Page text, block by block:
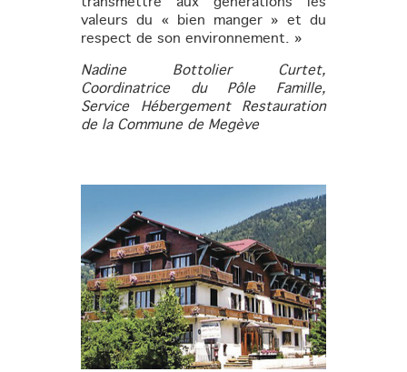
valeurs du « bien manger » et du
respect de son environnement. »
Nadine Bottolier Curtet,
Coordinatrice du Pôle Famille,
Service Hébergement Restauration
de la Commune de Megève